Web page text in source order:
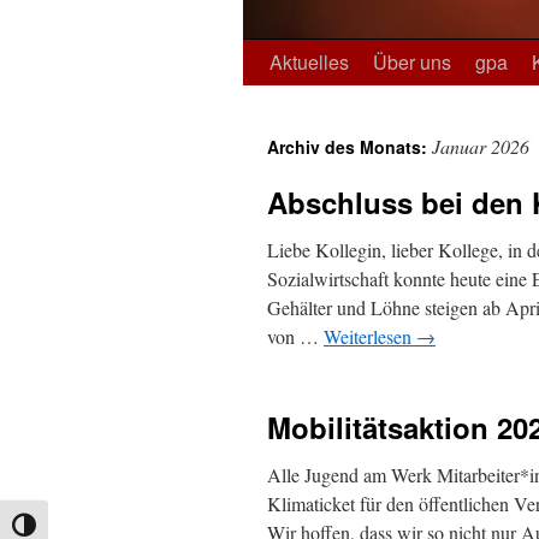
Umschalten auf hohe Kontraste
Aktuelles Über uns gpa
Archiv des Monats: Januar 2026
Abschluss bei den
Liebe Kollegin, lieber Kollege, in
Sozialwirtschaft konnte heute
Gehälter und Löhne steigen ab
von … Weiterlesen →
Mobilitätsaktion
Alle Jugend am Werk
Klimaticket für den öffentlichen
Wir hoffen, dass wir so nicht nur